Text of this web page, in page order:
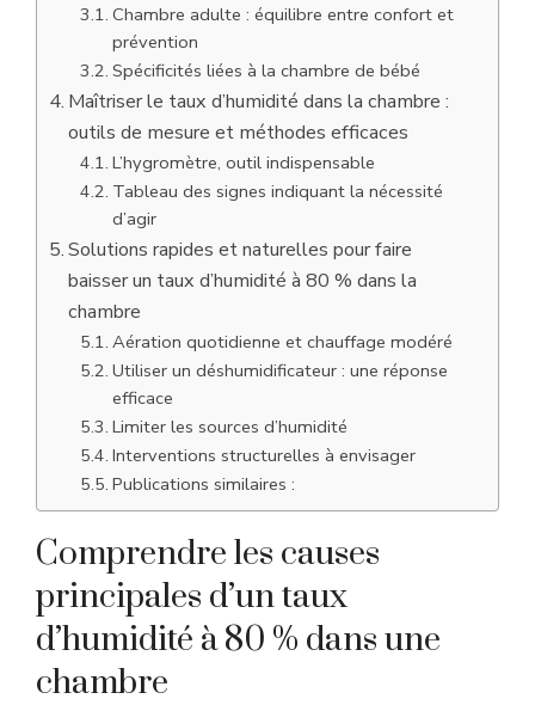
Chambre adulte : équilibre entre confort et
prévention
Spécificités liées à la chambre de bébé
Maîtriser le taux d’humidité dans la chambre :
outils de mesure et méthodes efficaces
L’hygromètre, outil indispensable
Tableau des signes indiquant la nécessité
d’agir
Solutions rapides et naturelles pour faire
baisser un taux d’humidité à 80 % dans la
chambre
Aération quotidienne et chauffage modéré
Utiliser un déshumidificateur : une réponse
efficace
Limiter les sources d’humidité
Interventions structurelles à envisager
Publications similaires :
Comprendre les causes
principales d’un taux
d’humidité à 80 % dans une
chambre